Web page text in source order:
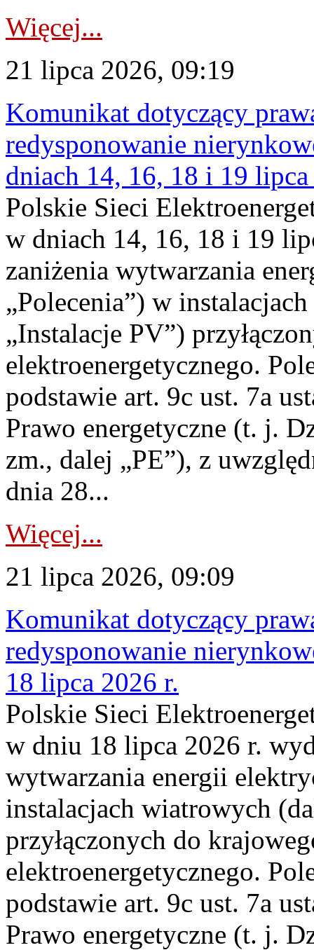
Więcej...
21 lipca 2026, 09:19
Komunikat dotyczący
redysponowanie
dniach 14, 16, 18 i 19
Polskie Sieci
w dniach 14, 16, 18 i 19
zaniżenia wytwarzania
„Polecenia”) w
„Instalacje PV”)
elektroenergetycznego.
podstawie art. 9c ust. 7a
Prawo energetyczne (t. j.
zm., dalej „PE”), z
dnia 28...
Więcej...
21 lipca 2026, 09:09
Komunikat dotyczący
redysponowanie
18 lipca 2026 r.
Polskie Sieci
w dniu 18 lipca 2026 r.
wytwarzania energii
instalacjach wiatrowych
przyłączonych do
elektroenergetycznego.
podstawie art. 9c ust. 7a
Prawo energetyczne (t. j.